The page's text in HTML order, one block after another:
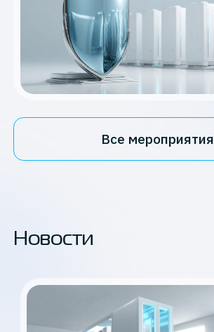
Все мероприятия
Новости